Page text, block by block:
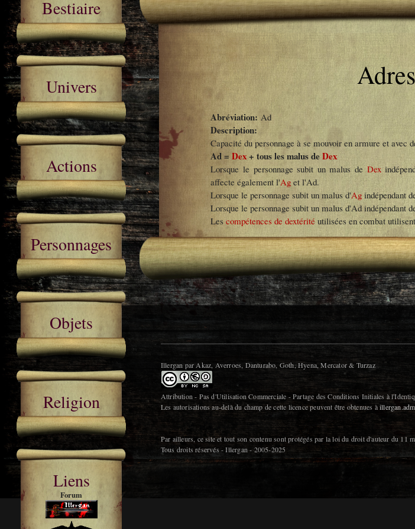
Bestiaire
Univers
Actions
Personnages
Objets
Religion
Liens
Forum
Abréviation:Ad
Description:
Capacité du personnage à se mouvoir en armure et avec
Ad =Dex+ tous les malus deDex
Lorsque le personnage subit un malus deDex
affecte également l'Ag et l'Ad.
Lorsque le personnage subit un malus d'Agindépendant
Lorsque le personnage subit un malus d'Ad indépendant
Lescompétences de dextérité utilisées en combat
Illergan par Akaz, Averroes, Danturabo, Goth, Hyena, Mercator & Turzaz
Attribution - Pas d'Utilisation Commerciale - Partage des Conditions Initiales à
Les autorisations au-delà du champ de cette licence peuvent être obtenues à
Par ailleurs, ce site et tout son contenu sont protégés par la loi du droit d'auteur du 11
Tous droits réservés - Illergan - 2005-2025